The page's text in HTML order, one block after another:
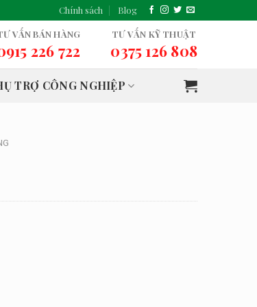
Chính sách Blog
VẤN BÁN HÀNG
226 722
TƯ VẤN KỸ THUẬT
0375 126 808
TRỢ CÔNG NGHIỆP